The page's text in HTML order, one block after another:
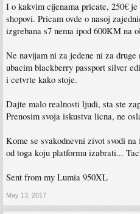
I o kakvim cijenama pricate, 250€
shopovi. Pricam ovde o nasoj
izgrebana s7 nema ipod 600KM na
Ne navijam ni za jedene ni za
ubacim blackberry passport silver
i cetvrte kako stoje.
Dajte malo realnosti ljudi, sta ste
Prenosim svoja iskustva licna, ne
Kome se svakodnevni zivot svodi
od toga koju platformu izabrati...
Sent from my Lumia 950XL
May 13, 2017